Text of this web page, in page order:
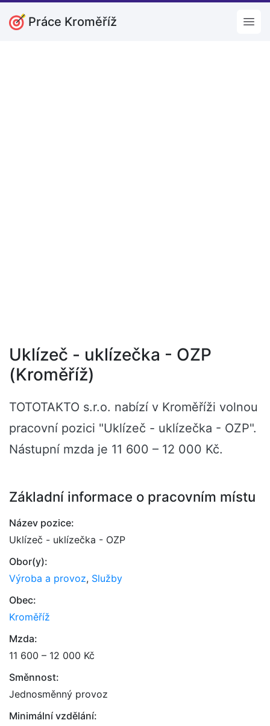
Práce Kroměříž
Uklízeč - uklízečka - OZP
(Kroměříž)
TOTOTAKTO s.r.o. nabízí v Kroměříži volnou
pracovní pozici "Uklízeč - uklízečka - OZP".
Nástupní mzda je 11 600 – 12 000 Kč.
Základní informace o pracovním místu
Název pozice:
Uklízeč - uklízečka - OZP
Obor(y):
Výroba a provoz, Služby
Obec:
Kroměříž
Mzda:
11 600 – 12 000 Kč
Směnnost:
Jednosměnný provoz
Minimální vzdělání: